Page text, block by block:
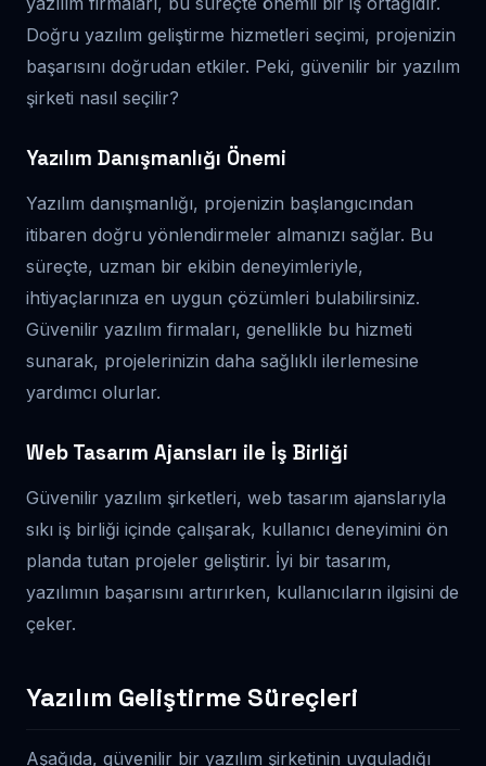
Doğru yazılım geliştirme hizmetleri seçimi, projenizin
başarısını doğrudan etkiler. Peki, güvenilir bir yazılım
şirketi nasıl seçilir?
Yazılım Danışmanlığı Önemi
Yazılım danışmanlığı, projenizin başlangıcından
itibaren doğru yönlendirmeler almanızı sağlar. Bu
süreçte, uzman bir ekibin deneyimleriyle,
ihtiyaçlarınıza en uygun çözümleri bulabilirsiniz.
Güvenilir yazılım firmaları, genellikle bu hizmeti
sunarak, projelerinizin daha sağlıklı ilerlemesine
yardımcı olurlar.
Web Tasarım Ajansları ile İş Birliği
Güvenilir yazılım şirketleri, web tasarım ajanslarıyla
sıkı iş birliği içinde çalışarak, kullanıcı deneyimini ön
planda tutan projeler geliştirir. İyi bir tasarım,
yazılımın başarısını artırırken, kullanıcıların ilgisini de
çeker.
Yazılım Geliştirme Süreçleri
Aşağıda, güvenilir bir yazılım şirketinin uyguladığı